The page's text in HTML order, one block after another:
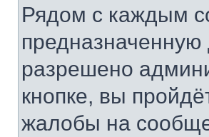
Рядом с каждым
предназначенную
разрешено
кнопке, вы
жалобы на